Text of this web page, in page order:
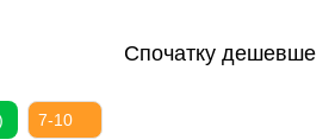
Спочатку дешевше
7-10